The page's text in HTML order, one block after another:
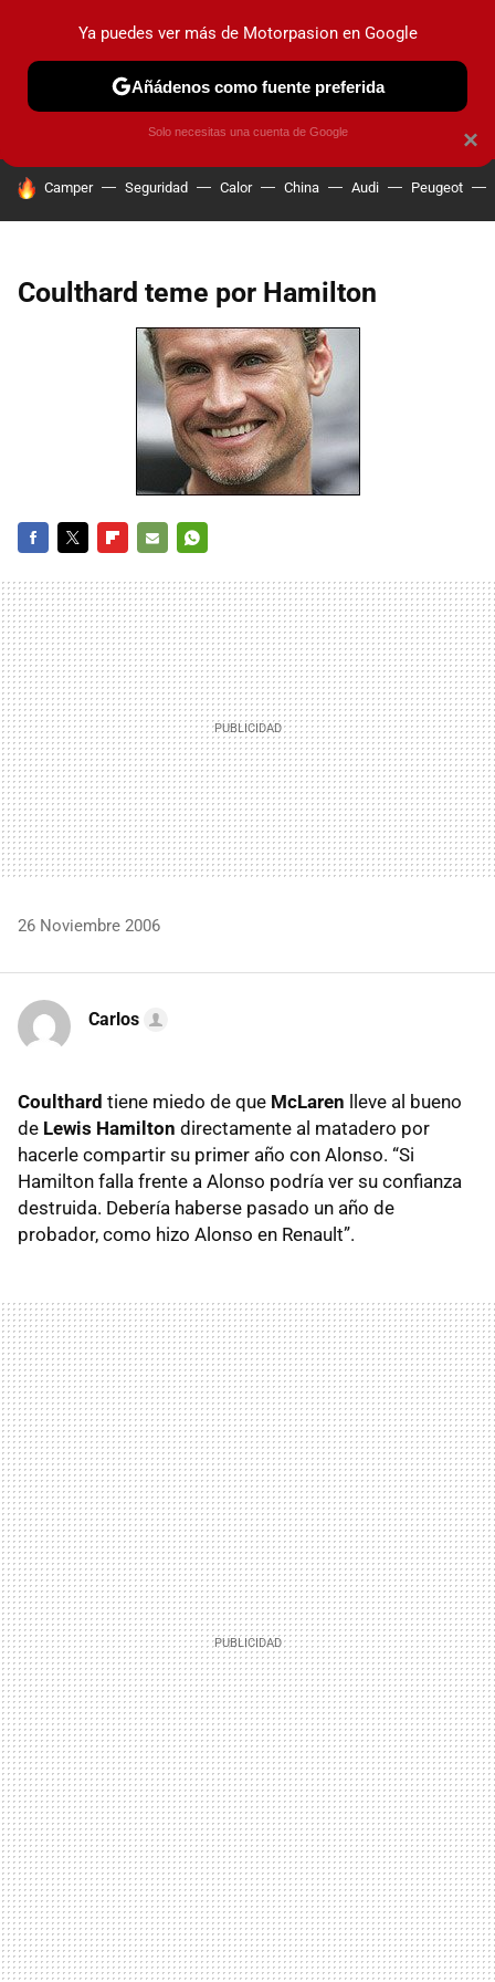
PRUEBAS COCHES ELÉCTRICOS OBSERVATORIO
HOY SE HABLA DE
Camper Seguridad Calor China Audi Peugeot
Coulthard teme por Hamilton
MAIL
26 Noviembre 2006
Carlos
Coulthard tiene miedo de que McLaren lleve al bueno
de Lewis Hamilton directamente al matadero por
hacerle compartir su primer año con Alonso. “Si
Hamilton falla frente a Alonso podría ver su confianza
destruida. Debería haberse pasado un año de
probador, como hizo Alonso en Renault”.
×
Ya puedes ver más de Motorpasion en Google
Añádenos como fuente preferida
Solo necesitas una cuenta de Google